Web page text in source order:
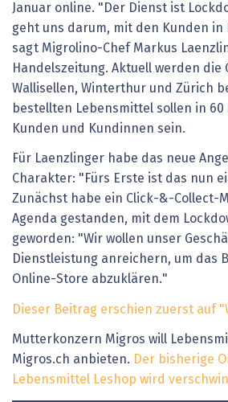
Januar online. "Der Dienst ist
geht uns darum, mit den Kunden
sagt Migrolino-Chef Markus
Handelszeitung. Aktuell werden die
Wallisellen, Winterthur und Zürich
bestellten Lebensmittel sollen in
Kunden und Kundinnen sein.
Für Laenzlinger habe das neue
Charakter: "Fürs Erste ist das nun
Zunächst habe ein Click-&-Collect-
Agenda gestanden, mit dem
geworden: "Wir wollen unser
Dienstleistung anreichern, um das
Online-Store abzuklären."
Dieser Beitrag erschien zuerst auf
Mutterkonzern Migros will
Migros.ch anbieten. Der bisherige
Lebensmittel Leshop wird